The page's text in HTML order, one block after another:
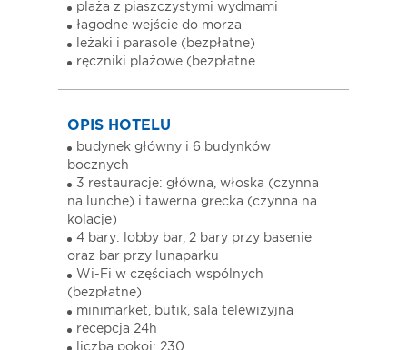
plaża z piaszczystymi wydmami
łagodne wejście do morza
leżaki i parasole (bezpłatne)
ręczniki plażowe (bezpłatne
OPIS HOTELU
budynek główny i 6 budynków
bocznych
3 restauracje: główna, włoska (czynna
na lunche) i tawerna grecka (czynna na
kolacje)
4 bary: lobby bar, 2 bary przy basenie
oraz bar przy lunaparku
Wi-Fi w częściach wspólnych
(bezpłatne)
minimarket, butik, sala telewizyjna
recepcja 24h
liczba pokoi: 230